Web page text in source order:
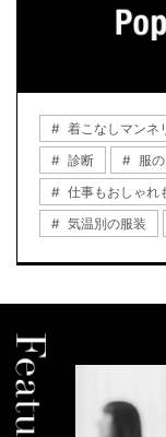
着こなしマンネ
診断
服
仕事もおしゃれ
気温別の服装